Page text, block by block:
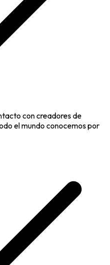
con creadores de
el mundo conocemos por